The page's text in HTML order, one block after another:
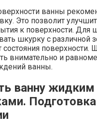
ванны
Это позволит
к поверхности. Для
шкурку с различной
состояния поверхности.
внимательно и
ванны.
ванну жидким